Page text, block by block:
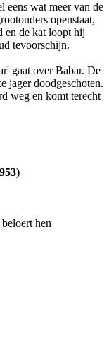
eens wat meer van de
openstaat,
en de kat loopt hij
tevoorschijn.
gaat over Babar. De
jager doodgeschoten.
weg en komt terecht
hen